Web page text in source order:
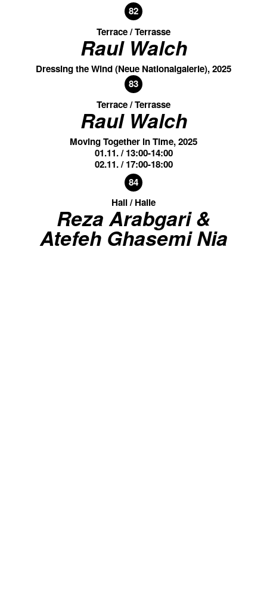
82
Terrace / Terrasse
Raul Walch
Dressing the Wind (Neue Nationalgalerie), 2025
83
Terrace / Terrasse
Raul Walch
Moving Together in Time, 2025
01.11. / 13:00-14:00
02.11. / 17:00-18:00
84
Hall / Halle
Reza Arabgari &
Atefeh Ghasemi Nia